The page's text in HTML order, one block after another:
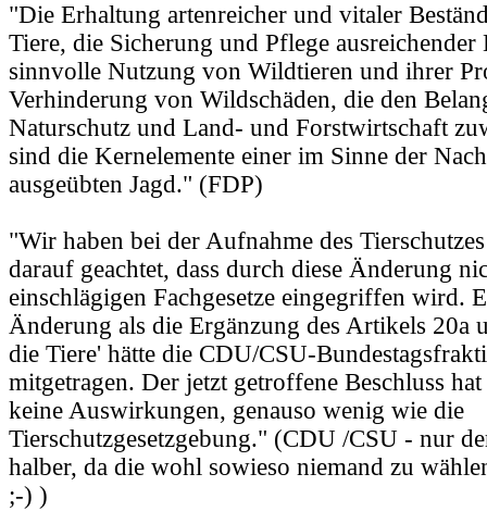
"Die Erhaltung artenreicher und vitaler
Tiere, die Sicherung und Pflege ausreichender
sinnvolle Nutzung von Wildtieren und ihrer
Verhinderung von Wildschäden, die den
Naturschutz und Land- und Forstwirtschaft
sind die Kernelemente einer im Sinne der
ausgeübten Jagd." (FDP)
"Wir haben bei der Aufnahme des
darauf geachtet, dass durch diese Änderung
einschlägigen Fachgesetze eingegriffen wird.
Änderung als die Ergänzung des Artikels 20a
die Tiere' hätte die CDU/CSU-
mitgetragen. Der jetzt getroffene Beschluss
keine Auswirkungen, genauso wenig wie die
Tierschutzgesetzgebung." (CDU /CSU - nur
halber, da die wohl sowieso niemand zu
;-) )